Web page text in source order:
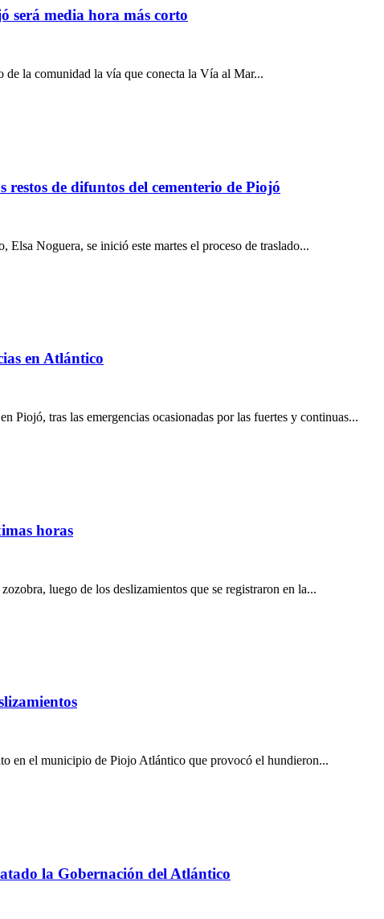
será media hora más corto
la comunidad la vía que conecta la Vía al Mar...
de difuntos del cementerio de Piojó
Noguera, se inició este martes el proceso de traslado...
en Atlántico
tras las emergencias ocasionadas por las fuertes y continuas...
horas
luego de los deslizamientos que se registraron en la...
en el municipio de Piojo Atlántico que provocó el hundieron...
la Gobernación del Atlántico